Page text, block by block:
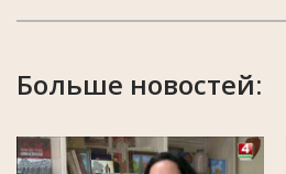
Больше новостей: